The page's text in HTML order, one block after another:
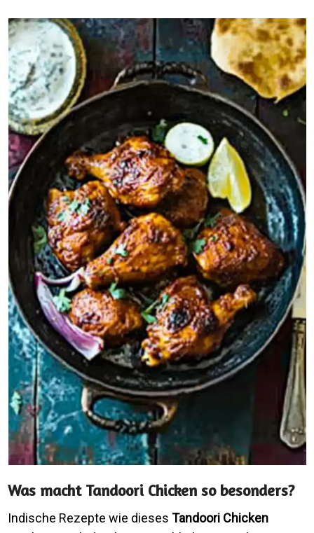
Was macht Tandoori Chicken so besonders?
Indische Rezepte wie diesesTandoori Chicken